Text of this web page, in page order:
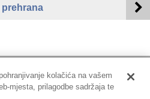
prehrana
kolačića na vašem
mjesta, prilagodbe sadržaja te